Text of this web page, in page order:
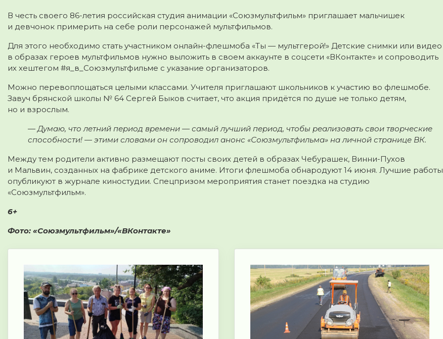
В честь своего 86-летия российская студия анимации «Союзмультфильм» приглашает мальчишек
и девчонок примерить на себе роли персонажей мультфильмов.
Для этого необходимо стать участником онлайн-флешмоба «Ты — мультгерой!» Детские снимки или видео
в образах героев мультфильмов нужно выложить в своем аккаунте в соцсети «ВКонтакте» и сопроводить
их хештегом #я_в_Союзмультфильме с указание организаторов.
Можно перевоплощаться целыми классами. Учителя приглашают школьников к участию во флешмобе.
Завуч брянской школы № 64 Сергей Быков считает, что акция придётся по душе не только детям,
но и взрослым.
— Думаю, что летний период времени — самый лучший период, чтобы реализовать свои творческие
способности! — этими словами он сопроводил анонс «Союзмультфильма» на личной странице ВК.
Между тем родители активно размещают посты своих детей в образах Чебурашек, Винни-Пухов
и Мальвин, созданных на фабрике детского аниме. Итоги флешмоба обнародуют 14 июня. Лучшие работы
опубликуют в журнале киностудии. Спецпризом мероприятия станет поездка на студию
«Союзмультфильм».
6+
Фото: «Союзмультфильм»/«ВКонтакте»